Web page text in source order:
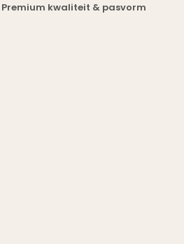
Premium kwaliteit & pasvorm